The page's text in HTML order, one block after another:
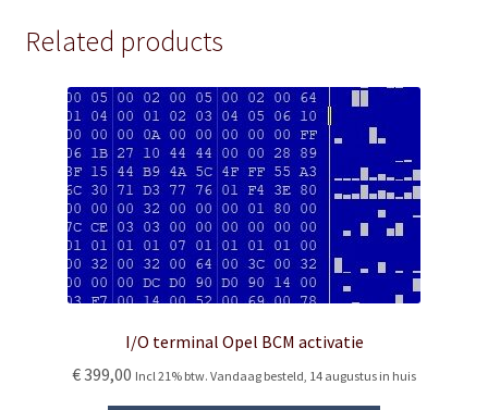
Related products
I/O terminal Opel BCM activatie
€399,00 Incl 21% btw. Vandaag besteld, 14 augustus in huis